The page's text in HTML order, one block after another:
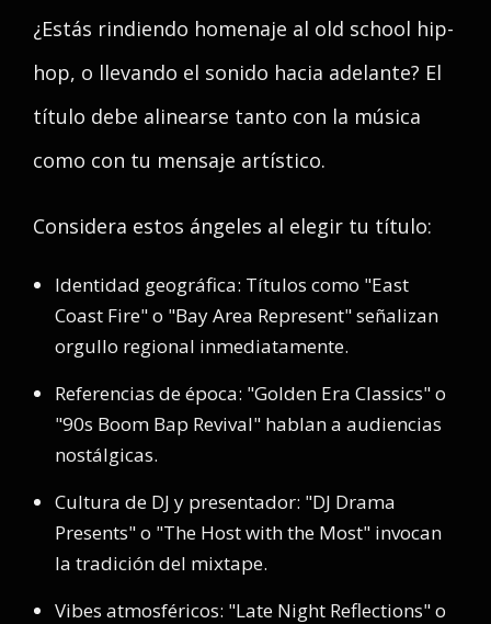
¿Estás rindiendo homenaje al old school hip-
hop, o llevando el sonido hacia adelante? El
título debe alinearse tanto con la música
como con tu mensaje artístico.
Considera estos ángeles al elegir tu título:
Identidad geográfica: Títulos como "East
Coast Fire" o "Bay Area Represent" señalizan
orgullo regional inmediatamente.
Referencias de época: "Golden Era Classics" o
"90s Boom Bap Revival" hablan a audiencias
nostálgicas.
Cultura de DJ y presentador: "DJ Drama
Presents" o "The Host with the Most" invocan
la tradición del mixtape.
Vibes atmosféricos: "Late Night Reflections" o